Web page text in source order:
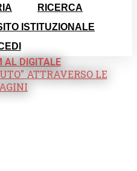
RICERCA
ISTITUZIONALE
AL DIGITALE
ATTRAVERSO LE